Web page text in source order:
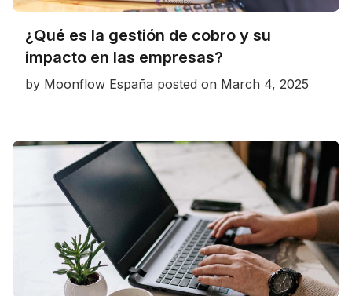
¿Qué es la gestión de cobro y su
impacto en las empresas?
by Moonflow España posted on March 4, 2025